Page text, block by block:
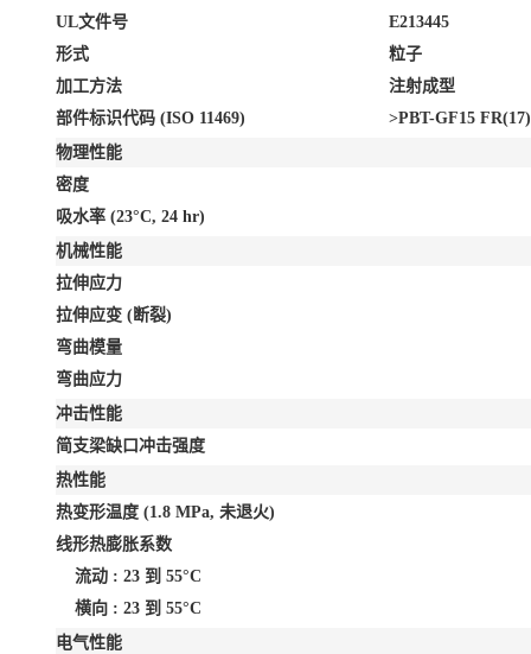
UL文件号
E213445
形式
粒子
加工方法
注射成型
部件标识代码 (ISO 11469)
>PBT-GF15 FR(17)
物理性能
密度
吸水率 (23°C, 24 hr)
机械性能
拉伸应力
拉伸应变 (断裂)
弯曲模量
弯曲应力
冲击性能
简支梁缺口冲击强度
热性能
热变形温度 (1.8 MPa, 未退火)
线形热膨胀系数
流动 : 23 到 55°C
横向 : 23 到 55°C
电气性能